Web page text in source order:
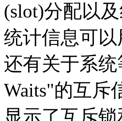
(slot)分配以
统计信息可
还有关于系
Waits"的互斥
显示了互斥